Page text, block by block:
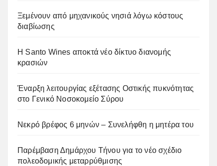
Ξεμένουν από μηχανικούς νησιά λόγω κόστους
διαβίωσης
Η Santo Wines αποκτά νέο δίκτυο διανομής
κρασιών
Έναρξη λειτουργίας εξέτασης Οστικής πυκνότητας
στο Γενικό Νοσοκομείο Σύρου
Νεκρό βρέφος 6 μηνών – Συνελήφθη η μητέρα του
Παρέμβαση Δημάρχου Τήνου για το νέο σχέδιο
πολεοδομικής μεταρρύθμισης